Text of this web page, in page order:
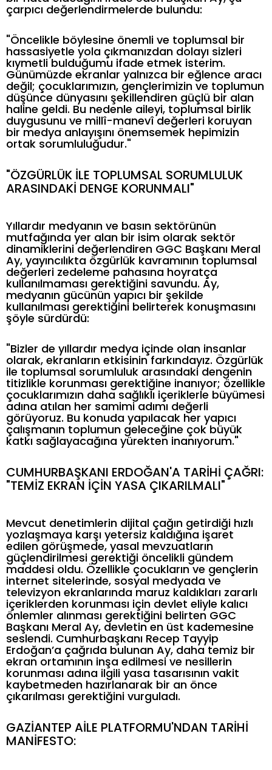
çarpıcı değerlendirmelerde bulundu:
"Öncelikle böylesine önemli ve toplumsal bir
hassasiyetle yola çıkmanızdan dolayı sizleri
kıymetli bulduğumu ifade etmek isterim.
Günümüzde ekranlar yalnızca bir eğlence aracı
değil; çocuklarımızın, gençlerimizin ve toplumun
düşünce dünyasını şekillendiren güçlü bir alan
haline geldi. Bu nedenle aileyi, toplumsal birlik
duygusunu ve millî-manevî değerleri koruyan
bir medya anlayışını önemsemek hepimizin
ortak sorumluluğudur."
"ÖZGÜRLÜK İLE TOPLUMSAL SORUMLULUK
ARASINDAKİ DENGE KORUNMALI"
Yıllardır medyanın ve basın sektörünün
mutfağında yer alan bir isim olarak sektör
dinamiklerini değerlendiren GGC Başkanı Meral
Ay, yayıncılıkta özgürlük kavramının toplumsal
değerleri zedeleme pahasına hoyratça
kullanılmaması gerektiğini savundu. Ay,
medyanın gücünün yapıcı bir şekilde
kullanılması gerektiğini belirterek konuşmasını
şöyle sürdürdü:
"Bizler de yıllardır medya içinde olan insanlar
olarak, ekranların etkisinin farkındayız. Özgürlük
ile toplumsal sorumluluk arasındaki dengenin
titizlikle korunması gerektiğine inanıyor; özellikle
çocuklarımızın daha sağlıklı içeriklerle büyümesi
adına atılan her samimi adımı değerli
görüyoruz. Bu konuda yapılacak her yapıcı
çalışmanın toplumun geleceğine çok büyük
katkı sağlayacağına yürekten inanıyorum."
CUMHURBAŞKANI ERDOĞAN'A TARİHİ ÇAĞRI:
"TEMİZ EKRAN İÇİN YASA ÇIKARILMALI"
Mevcut denetimlerin dijital çağın getirdiği hızlı
yozlaşmaya karşı yetersiz kaldığına işaret
edilen görüşmede, yasal mevzuatların
güçlendirilmesi gerektiği öncelikli gündem
maddesi oldu. Özellikle çocukların ve gençlerin
internet sitelerinde, sosyal medyada ve
televizyon ekranlarında maruz kaldıkları zararlı
içeriklerden korunması için devlet eliyle kalıcı
önlemler alınması gerektiğini belirten GGC
Başkanı Meral Ay, devletin en üst kademesine
seslendi. Cumhurbaşkanı Recep Tayyip
Erdoğan’a çağrıda bulunan Ay, daha temiz bir
ekran ortamının inşa edilmesi ve nesillerin
korunması adına ilgili yasa tasarısının vakit
kaybetmeden hazırlanarak bir an önce
çıkarılması gerektiğini vurguladı.
GAZİANTEP AİLE PLATFORMU'NDAN TARİHİ
MANİFESTO: